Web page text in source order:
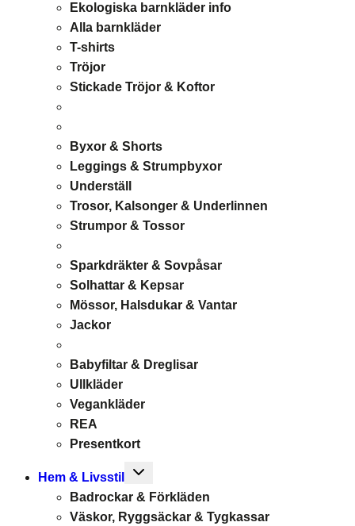
menu
Ekologiska barnkläder info
Alla barnkläder
T-shirts
Tröjor
Stickade Tröjor & Koftor
Byxor & Shorts
Leggings & Strumpbyxor
Underställ
Trosor, Kalsonger & Underlinnen
Strumpor & Tossor
Sparkdräkter & Sovpåsar
Solhattar & Kepsar
Mössor, Halsdukar & Vantar
Jackor
Babyfiltar & Dreglisar
Ullkläder
Vegankläder
REA
Presentkort
Hem & Livsstil
Toggle
menu
Badrockar & Förkläden
Väskor, Ryggsäckar & Tygkassar